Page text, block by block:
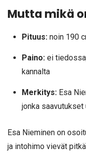
Mutta mikä
Pituus:noin 190
Paino:ei
kannalta
Merkitys:Esa
jonka
Esa Nieminen on
ja intohimo vievät